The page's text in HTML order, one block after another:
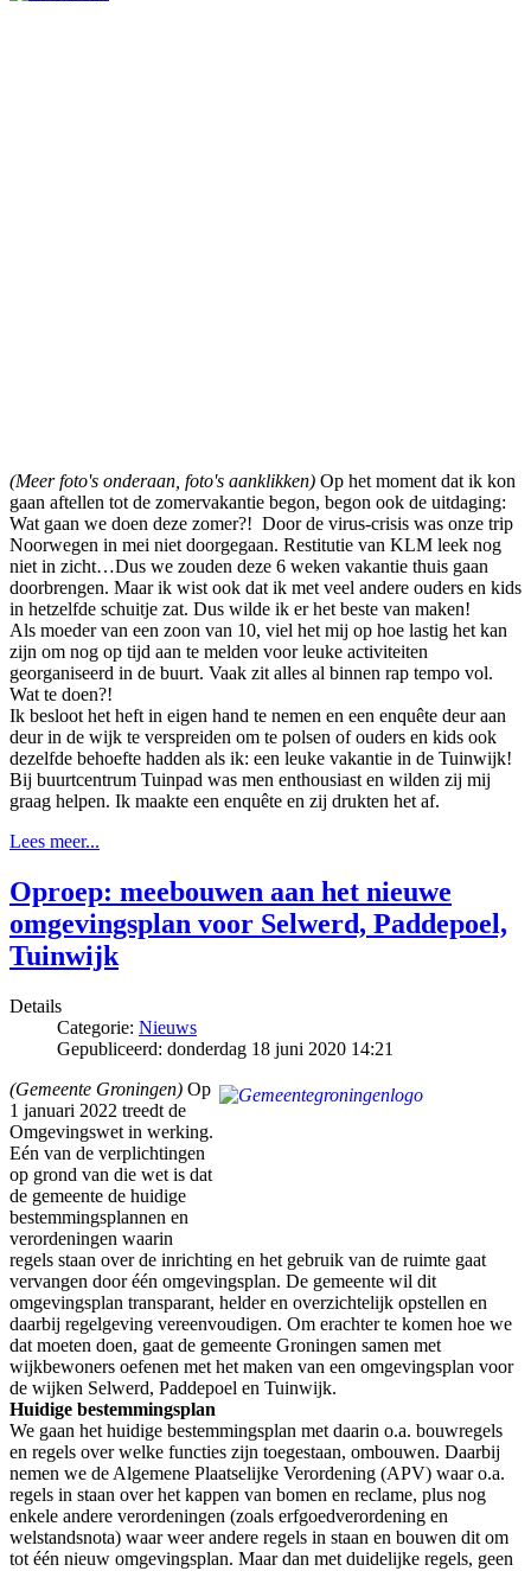
(Meer foto's onderaan, foto's aanklikken) Op het moment dat ik kon
gaan aftellen tot de zomervakantie begon, begon ook de uitdaging:
Wat gaan we doen deze zomer?! Door de virus-crisis was onze trip
Noorwegen in mei niet doorgegaan. Restitutie van KLM leek nog
niet in zicht…Dus we zouden deze 6 weken vakantie thuis gaan
doorbrengen. Maar ik wist ook dat ik met veel andere ouders en kids
in hetzelfde schuitje zat. Dus wilde ik er het beste van maken!
Als moeder van een zoon van 10, viel het mij op hoe lastig het kan
zijn om nog op tijd aan te melden voor leuke activiteiten
georganiseerd in de buurt. Vaak zit alles al binnen rap tempo vol.
Wat te doen?!
Ik besloot het heft in eigen hand te nemen en een enquête deur aan
deur in de wijk te verspreiden om te polsen of ouders en kids ook
dezelfde behoefte hadden als ik: een leuke vakantie in de Tuinwijk!
Bij buurtcentrum Tuinpad was men enthousiast en wilden zij mij
graag helpen. Ik maakte een enquête en zij drukten het af.
Lees meer...
Oproep: meebouwen aan het nieuwe
omgevingsplan voor Selwerd, Paddepoel,
Tuinwijk
Details
Categorie: Nieuws
Gepubliceerd: donderdag 18 juni 2020 14:21
(Gemeente Groningen) Op
1 januari 2022 treedt de
Omgevingswet in werking.
Eén van de verplichtingen
op grond van die wet is dat
de gemeente de huidige
bestemmingsplannen en
verordeningen waarin
regels staan over de inrichting en het gebruik van de ruimte gaat
vervangen door één omgevingsplan. De gemeente wil dit
omgevingsplan transparant, helder en overzichtelijk opstellen en
daarbij regelgeving vereenvoudigen. Om erachter te komen hoe we
dat moeten doen, gaat de gemeente Groningen samen met
wijkbewoners oefenen met het maken van een omgevingsplan voor
de wijken Selwerd, Paddepoel en Tuinwijk.
Huidige bestemmingsplan
We gaan het huidige bestemmingsplan met daarin o.a. bouwregels
en regels over welke functies zijn toegestaan, ombouwen. Daarbij
nemen we de Algemene Plaatselijke Verordening (APV) waar o.a.
regels in staan over het kappen van bomen en reclame, plus nog
enkele andere verordeningen (zoals erfgoedverordening en
welstandsnota) waar weer andere regels in staan en bouwen dit om
tot één nieuw omgevingsplan. Maar dan met duidelijke regels, geen